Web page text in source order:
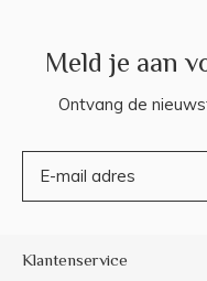
Meld je aan
Ontvang de
Klantenservice